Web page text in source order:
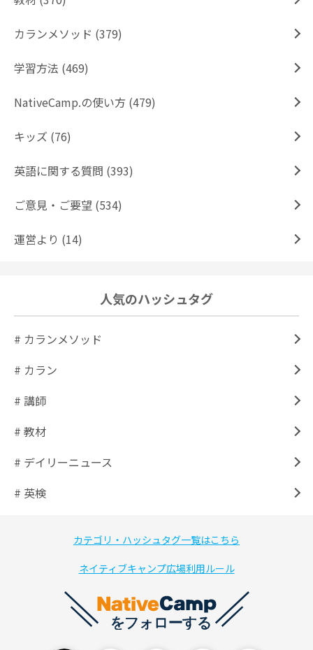
カランメソッド (379)
学習方法 (469)
NativeCamp.の使い方 (479)
キッズ (76)
英語に関する質問 (393)
ご意見・ご要望 (534)
運営より (14)
人気のハッシュタグ
# カランメソッド
# カラン
# 講師
# 教材
# デイリーニュース
# 英検
カテゴリ・ハッシュタグ一覧はこちら
ネイティブキャンプ広場利用ルール